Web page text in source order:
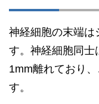
神経細胞の末端は
す。神経細胞同士
1mm離れており
す。